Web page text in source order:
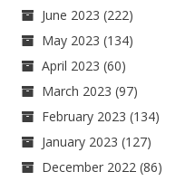
June 2023 (222)
May 2023 (134)
April 2023 (60)
March 2023 (97)
February 2023 (134)
January 2023 (127)
December 2022 (86)